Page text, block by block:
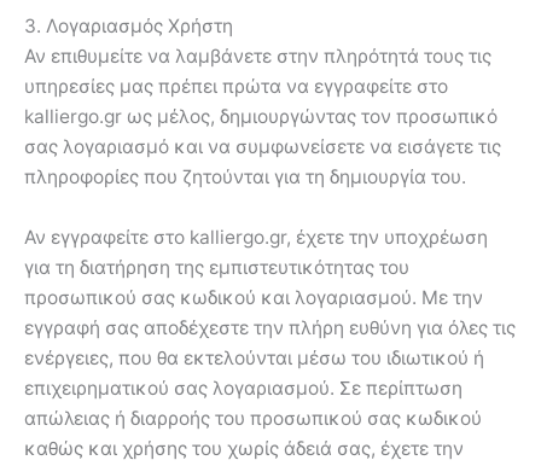
3. Λογαριασμός Χρήστη
Αν επιθυμείτε να λαμβάνετε στην πληρότητά τους τις
υπηρεσίες μας πρέπει πρώτα να εγγραφείτε στο
kalliergo.gr ως μέλος, δημιουργώντας τον προσωπικό
σας λογαριασμό και να συμφωνείσετε να εισάγετε τις
πληροφορίες που ζητούνται για τη δημιουργία του.
Αν εγγραφείτε στο kalliergo.gr, έχετε την υποχρέωση
για τη διατήρηση της εμπιστευτικότητας του
προσωπικού σας κωδικού και λογαριασμού. Με την
εγγραφή σας αποδέχεστε την πλήρη ευθύνη για όλες τις
ενέργειες, που θα εκτελούνται μέσω του ιδιωτικού ή
επιχειρηματικού σας λογαριασμού. Σε περίπτωση
απώλειας ή διαρροής του προσωπικού σας κωδικού
καθώς και χρήσης του χωρίς άδειά σας, έχετε την